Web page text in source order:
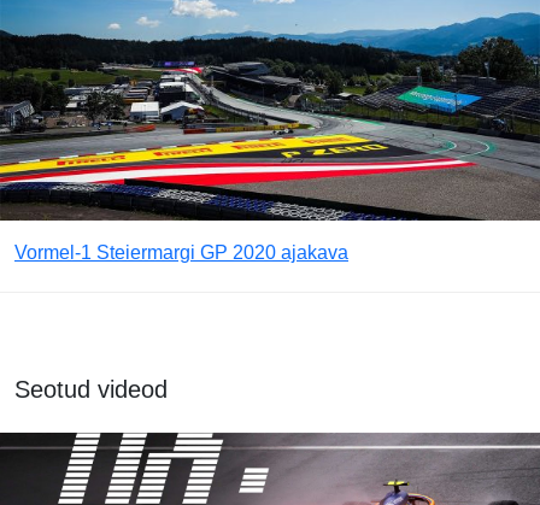
Vormel-1 Steiermargi GP 2020 ajakava
Seotud videod